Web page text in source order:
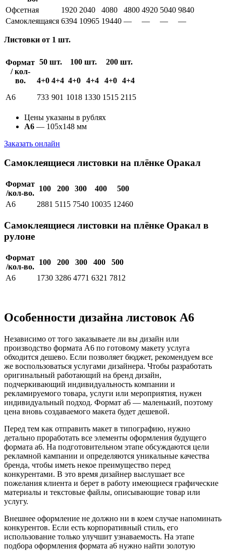
Офсетная
1920 2040 4080 4800 4920 5040 9840
Самоклеящаяся 6394 10965 19440 — — — —
Листовки от 1 шт.
Формат
/ кол-
во.
50 шт. 100 шт. 200 шт.
4+0 4+4 4+0 4+4 4+0
4+4
А6
733 901 1018 1330 1515 2115
Цены указаны в рублях
А6 — 105х148 мм
Заказать онлайн
Самоклеящиеся листовки на плёнке Оракал
Формат
/кол-во.
100 200 300 400
500
А6
2881 5115 7540 10035 12460
Самоклеящиеся листовки на плёнке Оракал в
рулоне
Формат
/кол-во.
100 200 300 400
500
А6
1730 3286 4771 6321 7812
Особенности дизайна листовок А6
Независимо от того заказываете ли вы дизайн или
производство формата А6 по готовому макету услуга
обходится дешево. Если позволяет бюджет, рекомендуем все
же воспользоваться услугами дизайнера. Чтобы разработать
оригинальный работающий на бренд дизайн,
подчеркивающий индивидуальность компании и
рекламируемого товара, услуги или мероприятия, нужен
индивидуальный подход. Формат а6 — маленький, поэтому
цена вновь создаваемого макета будет дешевой.
Перед тем как отправить макет в типографию, нужно
детально проработать все элементы оформления будущего
формата а6. На подготовительном этапе обсуждаются цели
рекламной кампании и определяются уникальные качества
бренда, чтобы иметь некое преимущество перед
конкурентами. В это время дизайнер выслушает все
пожелания клиента и берет в работу имеющиеся графические
материалы и текстовые файлы, описывающие товар или
услугу.
Внешнее оформление не должно ни в коем случае напоминать
конкурентов. Если есть корпоративный стиль, его
использование только улучшит узнаваемость. На этапе
подбора оформления формата а6 нужно найти золотую